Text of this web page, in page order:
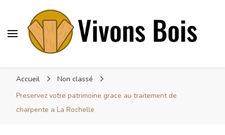
Accueil
Non classé
Preservez votre patrimoine grace au traitement de
charpente a La Rochelle